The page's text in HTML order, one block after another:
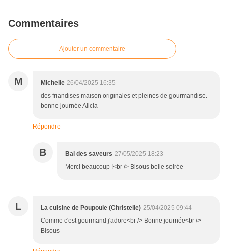
Commentaires
Ajouter un commentaire
M Michelle 26/04/2025 16:35
des friandises maison originales et pleines de gourmandise.
bonne journée Alicia
Répondre
B Bal des saveurs 27/05/2025 18:23
Merci beaucoup !<br /> Bisous belle soirée
L La cuisine de Poupoule (Christelle) 25/04/2025 09:44
Comme c'est gourmand j'adore<br /> Bonne journée<br />
Bisous